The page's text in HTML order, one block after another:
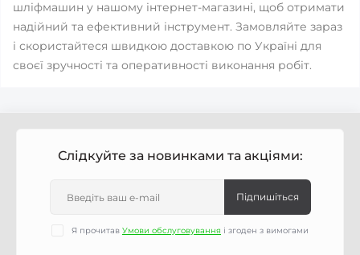
шліфмашин у нашому інтернет-магазині, щоб отримати
надійний та ефективний інструмент. Замовляйте зараз
і скористайтеся швидкою доставкою по Україні для
своєї зручності та оперативності виконання робіт.
Слідкуйте за новинками та акціями:
Підпишіться
Я прочитав Умови обслуговування і згоден з вимогами